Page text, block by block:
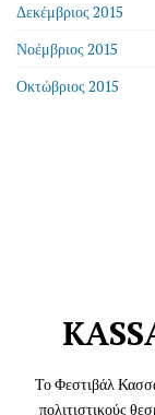
Δεκέμβριος 2015
Νοέμβριος 2015
Οκτώβριος 2015
Το Φεστιβάλ
πολιτιστικούς